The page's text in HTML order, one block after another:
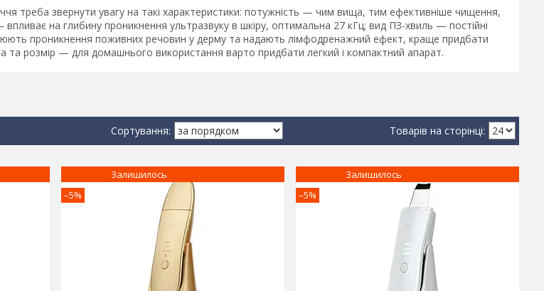
треба звернути увагу на такі характеристики: потужність — чим вища, тим ефективніше чищення,
на глибину проникнення ультразвуку в шкіру, оптимальна 27 кГц; вид ПЗ-хвиль — постійні
проникнення поживних речовин у дерму та надають лімфодренажний ефект, краще придбати
та розмір — для домашнього використання варто придбати легкий і компактний апарат.
–5%
Залишилось
–5%
Залишилось